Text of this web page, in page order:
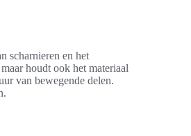
scharnieren en het
houdt ook het materiaal
van bewegende delen.